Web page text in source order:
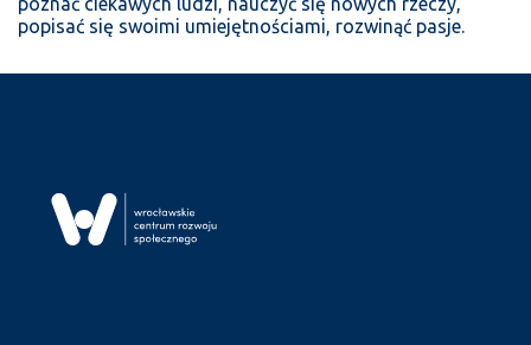
popisać się swoimi umiejętnościami, rozwinąć pasje.